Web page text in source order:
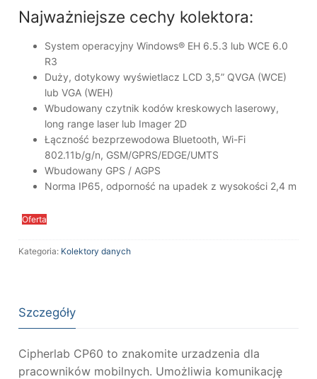
Najważniejsze cechy kolektora:
System operacyjny Windows® EH 6.5.3 lub WCE 6.0
R3
Duży, dotykowy wyświetlacz LCD 3,5” QVGA (WCE)
lub VGA (WEH)
Wbudowany czytnik kodów kreskowych laserowy,
long range laser lub Imager 2D
Łączność bezprzewodowa Bluetooth, Wi-Fi
802.11b/g/n, GSM/GPRS/EDGE/UMTS
Wbudowany GPS / AGPS
Norma IP65, odporność na upadek z wysokości 2,4 m
Oferta
Kategoria: Kolektory danych
Szczegóły
Cipherlab CP60 to znakomite urzadzenia dla
pracowników mobilnych. Umożliwia komunikację